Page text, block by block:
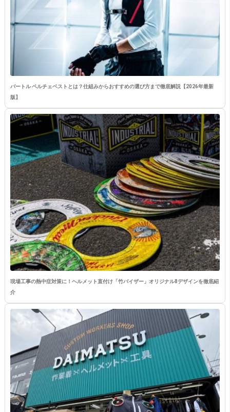
バートル ペルチェベストとは？仕組みからおすすめの選び方まで徹底解説【2026年最新
版】
現場工事の熱中症対策に！ヘルメット直付け「竹バイザー」オリジナル8デザインを徹底紹
介